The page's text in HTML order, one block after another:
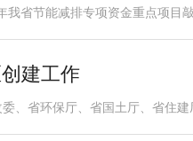
省节能减排专项资金重点项目
建工作
、省环保厅、省国土厅、省住